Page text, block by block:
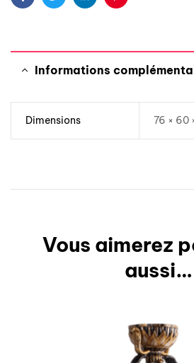
FacebookTwitterLinkedinPinterest
Informations
Dimensions 76 × 60
Vous aimerez
aussi…